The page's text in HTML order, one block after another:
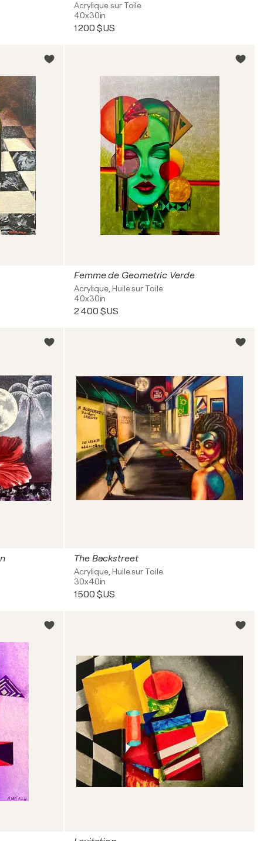
Acrylique sur Toile
40x30in
1 200 $US
Femme de Geometric Verde
Acrylique, Huile sur Toile
40x30in
2 400 $US
The Backstreet
Acrylique, Huile sur Toile
30x40in
1 500 $US